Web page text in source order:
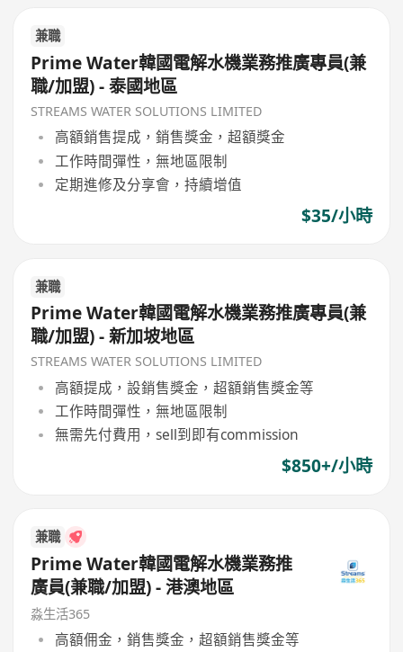
兼職
Prime Water韓國電解水機業務推廣專員(兼
職/加盟) - 泰國地區
STREAMS WATER SOLUTIONS LIMITED
高額銷售提成，銷售獎金，超額獎金
工作時間彈性，無地區限制
定期進修及分享會，持續增值
$35/小時
兼職
Prime Water韓國電解水機業務推廣專員(兼
職/加盟) - 新加坡地區
STREAMS WATER SOLUTIONS LIMITED
高額提成，設銷售獎金，超額銷售獎金等
工作時間彈性，無地區限制
無需先付費用，sell到即有commission
$850+/小時
兼職
Prime Water韓國電解水機業務推
廣員(兼職/加盟) - 港澳地區
淼生活365
高額佣金，銷售獎金，超額銷售獎金等